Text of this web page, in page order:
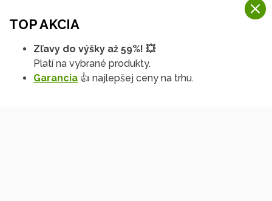
Novinky
TOP AKCIA
Zľavy do výšky až 59%! 💥
Platí na vybrané produkty.
Garancia 👍 najlepšej ceny na trhu.
Viac informácií
Na našich webových stránkach používame niekoľko kategórií
Rozumiem